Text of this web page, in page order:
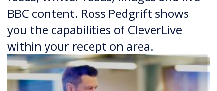
BBC content. Ross Pedgrift shows
you the capabilities of CleverLive
within your reception area.